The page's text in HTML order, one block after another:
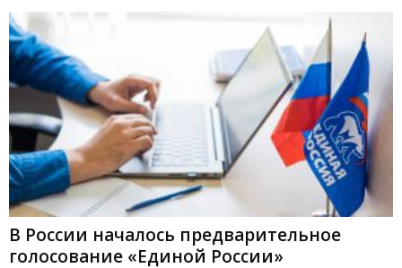
В России началось предварительное
голосование «Единой России»